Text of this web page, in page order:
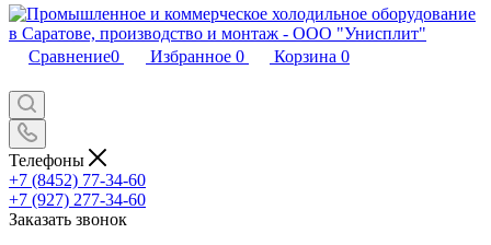
Сравнение0 Избранное 0 Корзина 0
Телефоны
+7 (8452) 77-34-60
+7 (927) 277-34-60
Заказать звонок